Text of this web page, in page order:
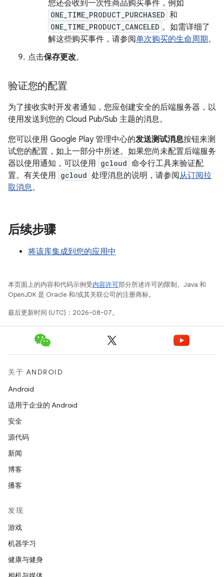
您还会收到一次性商品购买事件，例如
ONE_TIME_PRODUCT_PURCHASED 和
ONE_TIME_PRODUCT_CANCELED 。如需详细了
解这些购买事件，请参阅单次购买的生命周期。
点击保存更改。
验证您的配置
为了接收实时开发者通知，您应创建安全的后端服务器，以
使用发送到您的 Cloud Pub/Sub 主题的消息。
您可以使用 Google Play 管理中心的发送测试消息按钮来测
试您的配置，如上一部分中所述。如果您尚未配置后端服务
器以使用通知，可以使用 gcloud 命令行工具来验证配
置。有关使用 gcloud 处理消息的说明，请参阅从订阅拉
取消息。
后续步骤
将该库集成到您的应用中
本页面上的内容和代码示例受内容许可部分所述许可的限制。Java 和
OpenJDK 是 Oracle 和/或其关联公司的注册商标。
最后更新时间 (UTC)：2026-08-07。
关于 ANDROID
Android
适用于企业的 Android
安全
源代码
新闻
博客
播客
发现
游戏
机器学习
健康与健身